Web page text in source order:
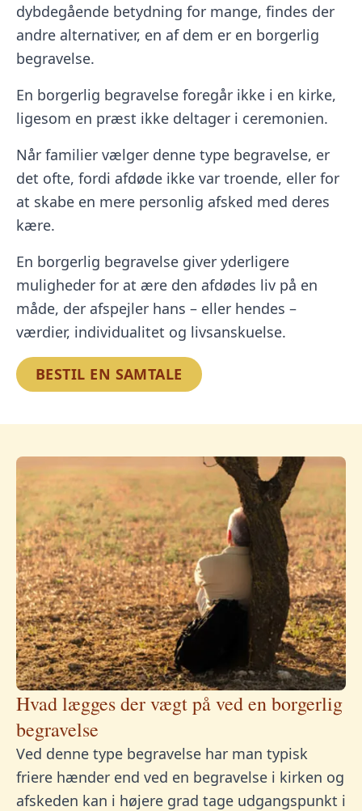
dybdegående betydning for mange, findes der
andre alternativer, en af dem er en borgerlig
begravelse.
En borgerlig begravelse foregår ikke i en kirke,
ligesom en præst ikke deltager i ceremonien.
Når familier vælger denne type begravelse, er
det ofte, fordi afdøde ikke var troende, eller for
at skabe en mere personlig afsked med deres
kære.
En borgerlig begravelse giver yderligere
muligheder for at ære den afdødes liv på en
måde, der afspejler hans – eller hendes –
værdier, individualitet og livsanskuelse.
BESTIL EN SAMTALE
Hvad lægges der vægt på ved en borgerlig
begravelse
Ved denne type begravelse har man typisk
friere hænder end ved en begravelse i kirken og
afskeden kan i højere grad tage udgangspunkt i